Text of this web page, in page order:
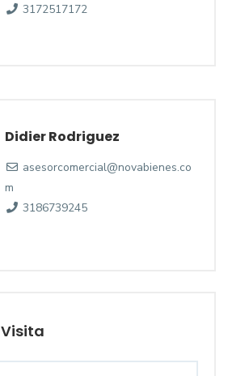
3172517172
Didier Rodriguez
asesorcomercial@novabienes.co
m
3186739245